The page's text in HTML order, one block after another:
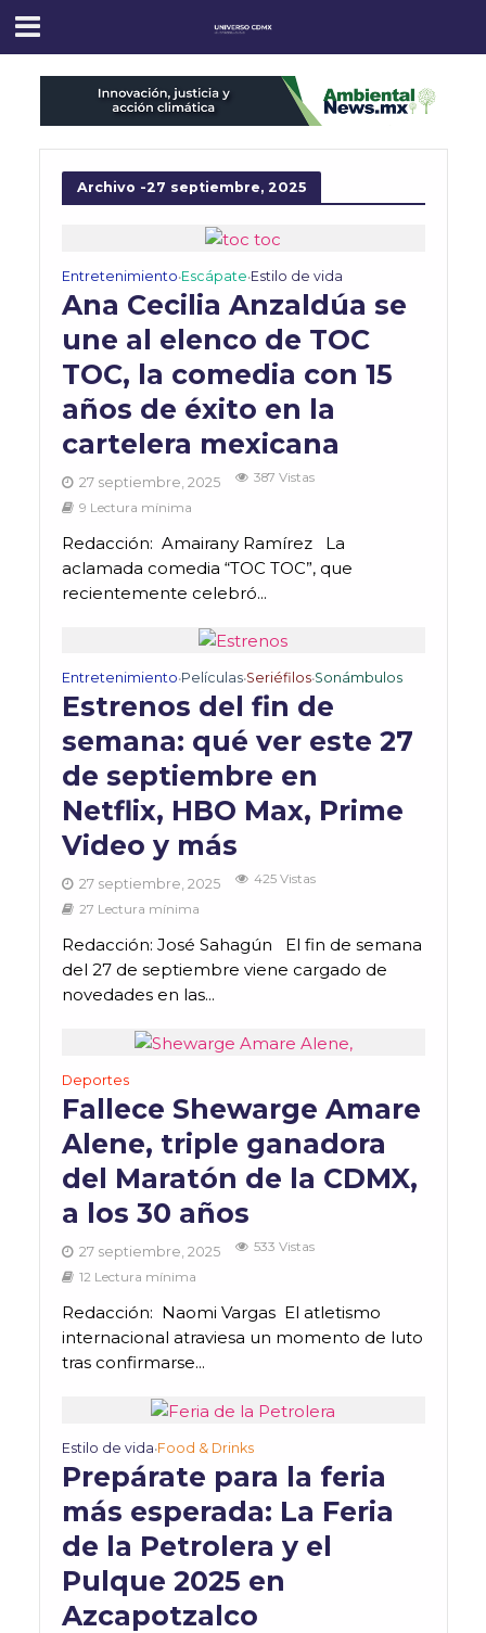
Archivo -27 septiembre, 2025
Entretenimiento•Escápate•Estilo de vida
Ana Cecilia Anzaldúa se
une al elenco de TOC
TOC, la comedia con 15
años de éxito en la
cartelera mexicana
27 septiembre, 2025
387 Vistas
9 Lectura mínima
Redacción: Amairany Ramírez La
aclamada comedia “TOC TOC”, que
recientemente celebró...
Entretenimiento•Películas•Seriéfilos•Sonámbulos
Estrenos del fin de
semana: qué ver este 27
de septiembre en
Netflix, HBO Max, Prime
Video y más
27 septiembre, 2025
425 Vistas
27 Lectura mínima
Redacción: José Sahagún El fin de semana
del 27 de septiembre viene cargado de
novedades en las...
Deportes
Fallece Shewarge Amare
Alene, triple ganadora
del Maratón de la CDMX,
a los 30 años
27 septiembre, 2025
533 Vistas
12 Lectura mínima
Redacción: Naomi Vargas El atletismo
internacional atraviesa un momento de luto
tras confirmarse...
Estilo de vida•Food & Drinks
Prepárate para la feria
más esperada: La Feria
de la Petrolera y el
Pulque 2025 en
Azcapotzalco